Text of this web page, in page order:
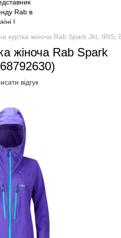
куртка жіноча Rab Spark Jkt, IRIS,
жіноча Rab Spark
відгук